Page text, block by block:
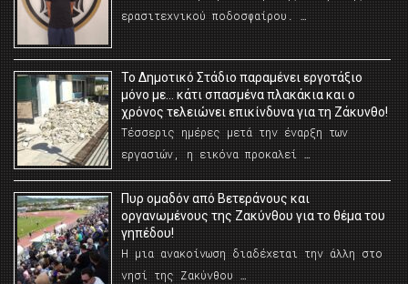
ερασιτεχνικού ποδοσφαίρου. …
Το Δημοτικό Στάδιο παραμένει εργοτάξιο
μόνο με… κάτι σπασμένα πλακάκια και ο
χρόνος τελειώνει επικίνδυνα για τη Ζάκυνθο!
Τέσσερις ημέρες μετά την έναρξη των
εργασιών, η εικόνα προκαλεί …
Πυρ ομαδόν από Βετεράνους και
οργανωμένους της Ζακύνθου για το θέμα του
γηπέδου!
Η μια ανακοίνωση διαδέχεται την άλλη στο
νησί της Ζακύνθου …